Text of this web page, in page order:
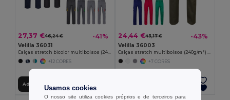
27,37 €46,24 € -41%
Velilla 36031
Calças stretch bicolor multibolsos (240g/m²), em algodão (46%), EME (38%) e poliéster (16%)
+12 CORES
Adicionar ao Carrinho
24,44 €43,17 € -43%
Velilla 36003
Calças stretch multibolsos (240g/m²) em algodão (46%), EME (38%) e poliéster (16%)
+7 CORES
Usamos cookies
O nosso site utiliza cookies próprios e de terceiros para